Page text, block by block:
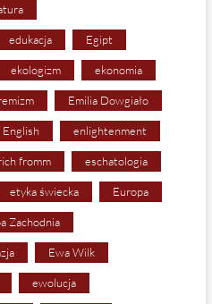
edukacja Egipt
ekologizm ekonomia
Emilia Dowgiało
English enlightenment
fromm eschatologia
etyka świecka Europa
Zachodnia
Ewa Wilk
ewolucja